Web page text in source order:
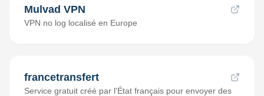
Mulvad VPN
VPN no log localisé en Europe
francetransfert
Service gratuit créé par l'État français pour envoyer des